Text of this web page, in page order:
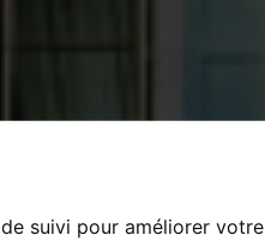
suivi pour améliorer votre